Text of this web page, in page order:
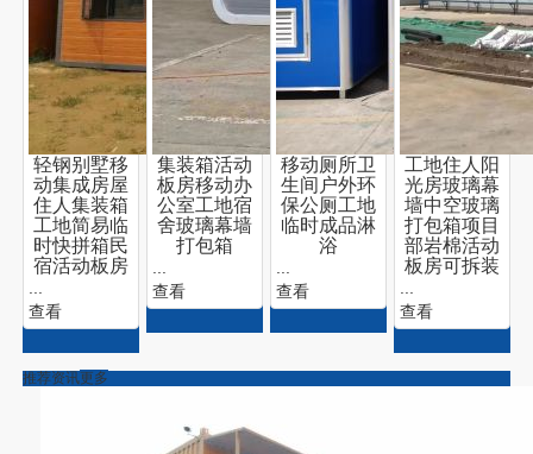
轻钢别墅移
动集成房屋
住人集装箱
工地简易临
时快拼箱民
宿活动板房
查看
集装箱活动
板房移动办
公室工地宿
舍玻璃幕墙
打包箱
查看
移动厕所卫
生间户外环
保公厕工地
临时成品淋
浴
查看
工地住人阳
光房玻璃幕
墙中空玻璃
打包箱项目
部岩棉活动
板房可拆装
查看
推荐资讯更多